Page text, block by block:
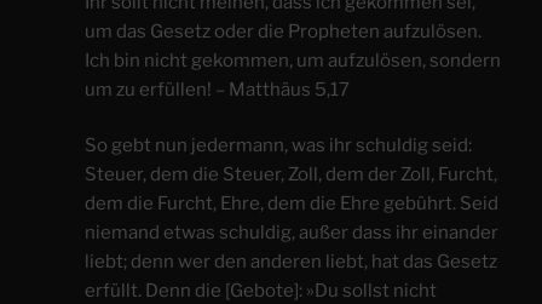
um das Gesetz oder die Propheten aufzulösen.
Ich bin nicht gekommen, um aufzulösen, sondern
um zu erfüllen! – Matthäus 5,17
So gebt nun jedermann, was ihr schuldig seid:
Steuer, dem die Steuer, Zoll, dem der Zoll, Furcht,
dem die Furcht, Ehre, dem die Ehre gebührt. Seid
niemand etwas schuldig, außer dass ihr einander
liebt; denn wer den anderen liebt, hat das Gesetz
erfüllt. Denn die [Gebote]: »Du sollst nicht